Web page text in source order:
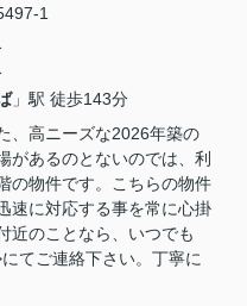
1
」駅 徒歩143分
、高ニーズな2026年築の
があるのとないのでは、利
の物件です。こちらの物件
速に対応する事を常に心掛
近のことなら、いつでも
てご連絡下さい。丁寧に